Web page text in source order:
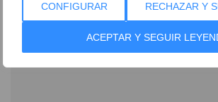
CONFIGURAR RECHAZAR Y
ACEPTAR Y SEGUIR